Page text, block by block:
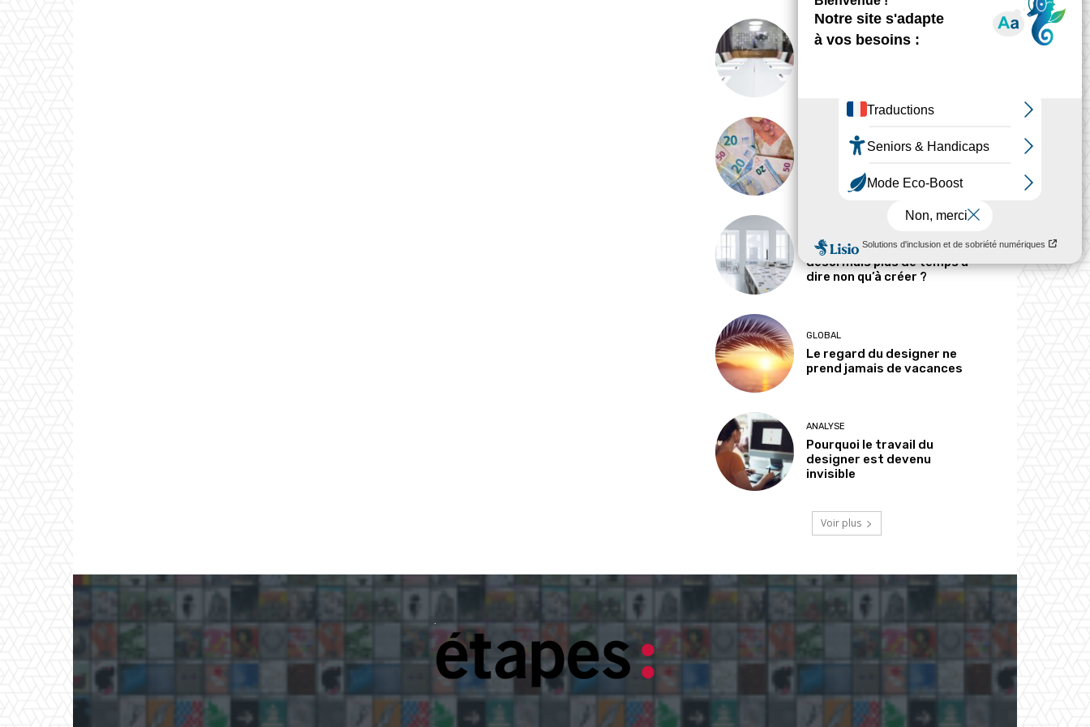
ANALYSE
Pourquoi les designers
parlent-ils si peu d’argent ?
Le designer passe-t-il
désormais plus de temps à
dire non qu’à créer ?
GLOBAL
Le regard du designer ne
prend jamais de vacances
ANALYSE
Pourquoi le travail du
designer est devenu
invisible
Voir plus